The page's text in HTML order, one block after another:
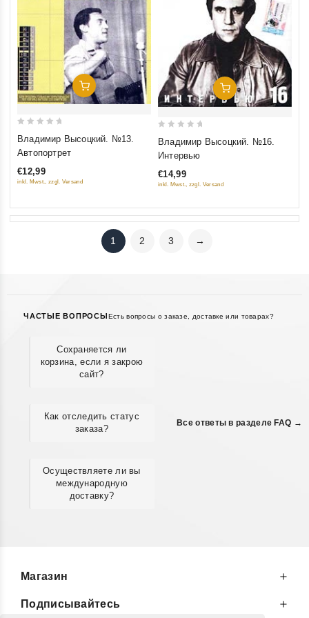
Добавить В Корзину
5
Владимир Высоцкий. №13.
Автопортрет
€12,99
inkl. Mwst., zzgl. Versand
Добавить В Корзину
5
Владимир Высоцкий. №16.
Интервью
€14,99
inkl. Mwst., zzgl. Versand
1 2 3 →
ЧАСТЫЕ ВОПРОСЫ Есть вопросы о заказе, доставке или товарах?
Сохраняется ли
корзина, если я закрою
сайт?
Как отследить статус
заказа?
Осуществляете ли вы
международную
доставку?
Все ответы в разделе FAQ →
Магазин
Подписывайтесь